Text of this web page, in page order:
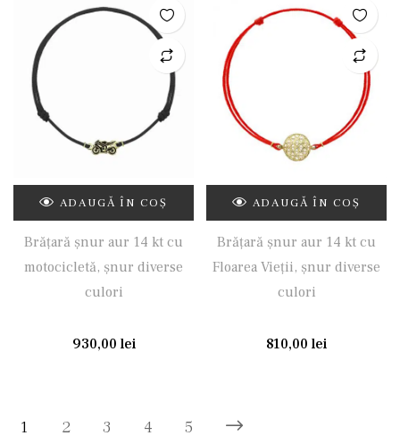
ADAUGĂ ÎN COȘ
Brățară șnur aur 14 kt cu
motocicletă, șnur diverse
culori
930,00 lei
ADAUGĂ ÎN COȘ
Brățară șnur aur 14 kt cu
Floarea Vieții, șnur diverse
culori
810,00 lei
1 2 3 4 5